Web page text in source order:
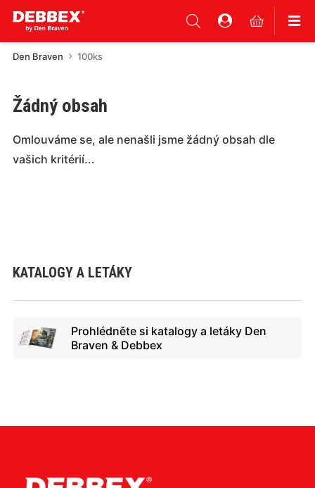
Den Braven 100ks
KATALOGY A LETÁKY
Prohlédněte si katalogy a letáky Den
Braven & Debbex
Žádný obsah
Omlouváme se, ale nenašli jsme žádný obsah dle
vašich kritérií...